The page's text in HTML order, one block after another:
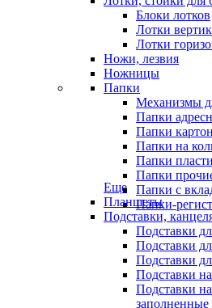
Блоки лотков
Лотки
Лотки
Ножи, лезвия
Ножницы
Папки
Механизмы
Папки
Папки
Папки на
Папки
Папки
Папки с
Папки-
Еще
Планшеты
Подставки,
Подставки
Подставки
Подставки
Подставки
Подставки
заполненные